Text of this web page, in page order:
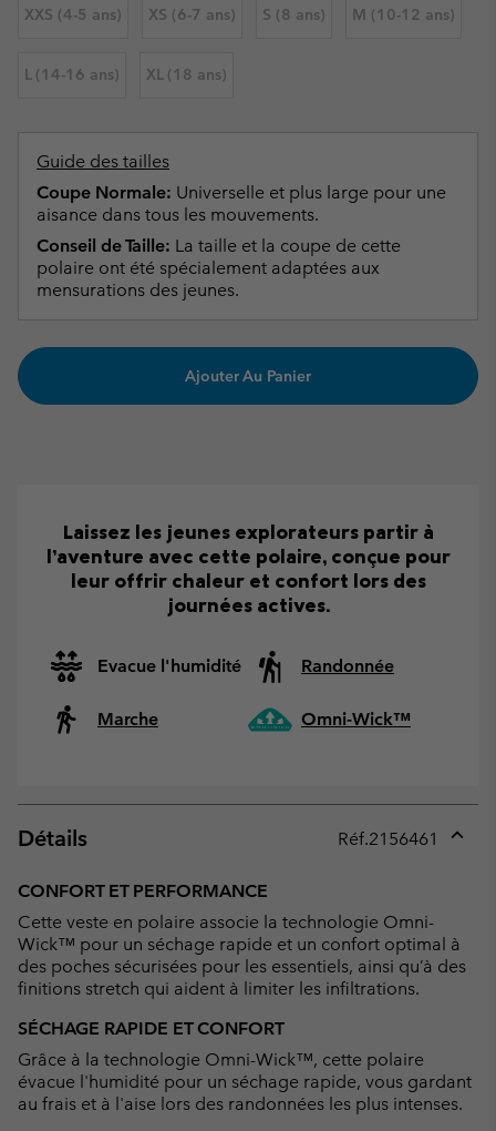
XXS (4-5 ans) XS (6-7 ans) S (8 ans) M (10-12 ans)
L (14-16 ans) XL (18 ans)
Guide des tailles
Coupe Normale: Universelle et plus large pour une
aisance dans tous les mouvements.
Conseil de Taille: La taille et la coupe de cette
polaire ont été spécialement adaptées aux
mensurations des jeunes.
Ajouter Au Panier
Laissez les jeunes explorateurs partir à
l’aventure avec cette polaire, conçue pour
leur offrir chaleur et confort lors des
journées actives.
Evacue l'humidité Randonnée
Marche Omni-Wick™
Détails Réf.2156461
CONFORT ET PERFORMANCE
Cette veste en polaire associe la technologie Omni-
Wick™ pour un séchage rapide et un confort optimal à
des poches sécurisées pour les essentiels, ainsi qu’à des
finitions stretch qui aident à limiter les infiltrations.
SÉCHAGE RAPIDE ET CONFORT
Grâce à la technologie Omni-Wick™, cette polaire
évacue l'humidité pour un séchage rapide, vous gardant
au frais et à l'aise lors des randonnées les plus intenses.